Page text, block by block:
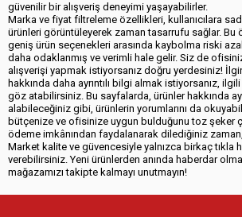
güvenilir bir alışveriş deneyimi yaşayabilirler.
Marka ve fiyat filtreleme özellikleri, kullanıcılara
ürünleri görüntüleyerek zaman tasarrufu sağlar. Bu
geniş ürün seçenekleri arasında kaybolma riski
daha odaklanmış ve verimli hale gelir. Siz de
alışverişi yapmak istiyorsanız doğru yerdesiniz!
hakkında daha ayrıntılı bilgi almak istiyorsanız,
göz atabilirsiniz. Bu sayfalarda, ürünler hakkında
alabileceğiniz gibi, ürünlerin yorumlarını da
bütçenize ve ofisinize uygun bulduğunu toz şeker
ödeme imkânından faydalanarak dilediğiniz
Market kalite ve güvencesiyle yalnızca birkaç tıkla
verebilirsiniz. Yeni ürünlerden anında haberdar
mağazamızı takipte kalmayı unutmayın!